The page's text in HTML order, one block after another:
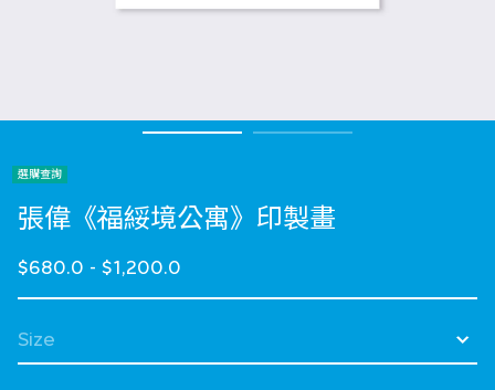
選購查詢
張偉《福綏境公寓》印製畫
$680.0 - $1,200.0
選擇 Size